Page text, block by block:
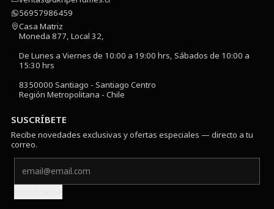
56957986459
Casa Matriz
Moneda 877, Local 32,
De Lunes a Viernes de 10:00 a 19:00 hrs, Sábados de 10:00 a
15:30 hrs
8350000 Santiago - Santiago Centro
Región Metropolitana - Chile
SUSCRÍBETE
Recibe novedades exclusivas y ofertas especiales — directo a tu
correo.